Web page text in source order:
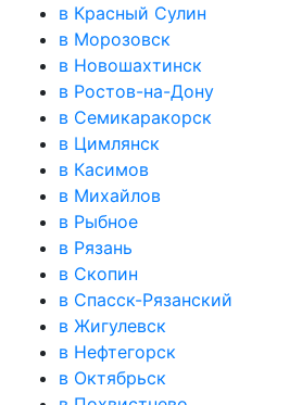
в Красный Сулин
в Морозовск
в Новошахтинск
в Ростов-на-Дону
в Семикаракорск
в Цимлянск
в Касимов
в Михайлов
в Рыбное
в Рязань
в Скопин
в Спасск-Рязанский
в Жигулевск
в Нефтегорск
в Октябрьск